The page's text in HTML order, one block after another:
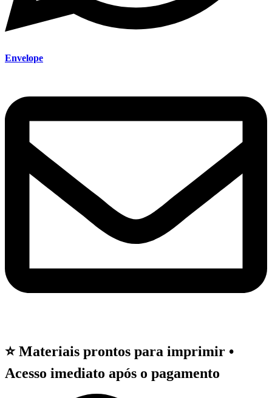
Envelope
⭐ Materiais prontos para imprimir •
Acesso imediato após o pagamento